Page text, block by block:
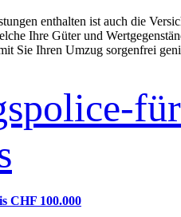
enthalten ist auch die
Ihre Güter und
Sie Ihren Umzug sorgenfrei
CHF 100.000